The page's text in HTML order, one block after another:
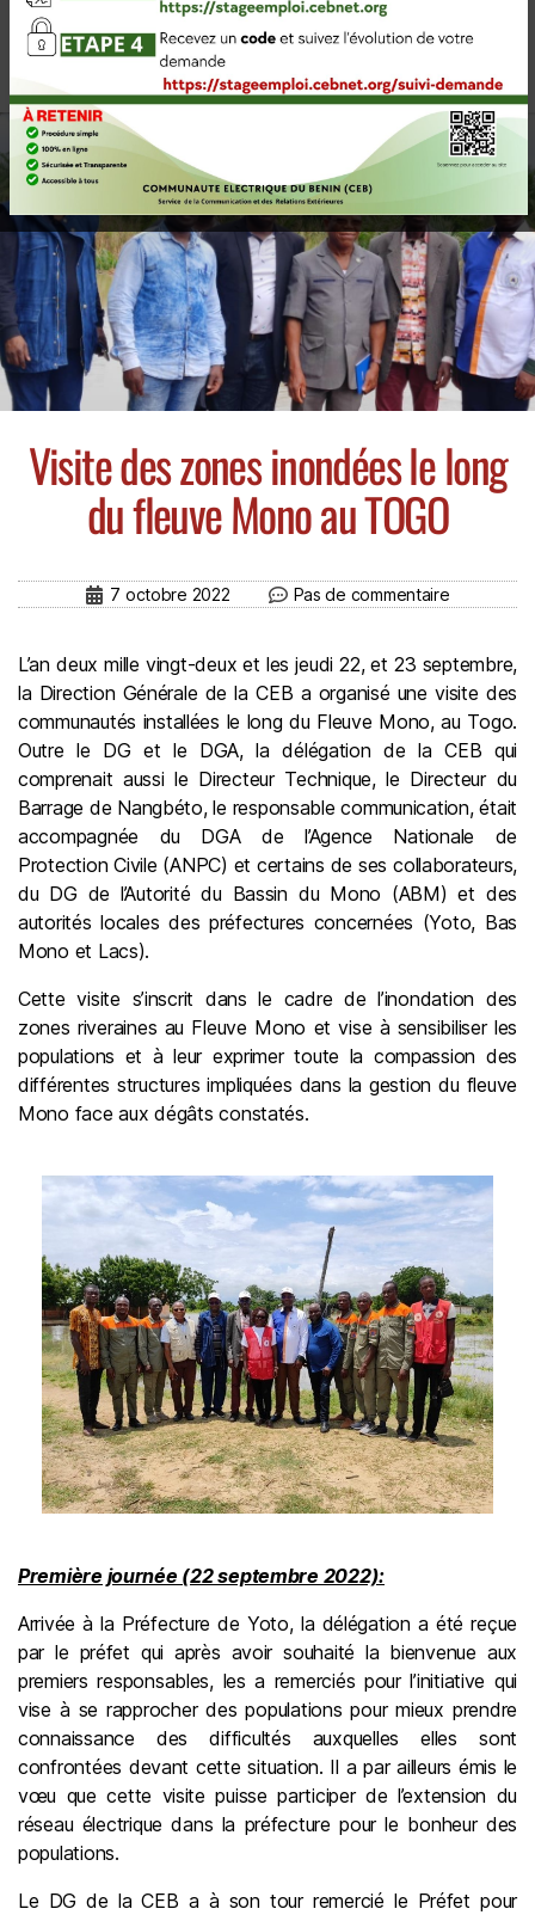
Visite des zones inondées le long
du fleuve Mono au TOGO
7 octobre 2022 Pas de commentaire
L’an deux mille vingt-deux et les jeudi 22, et 23 septembre,
la Direction Générale de la CEB a organisé une visite des
communautés installées le long du Fleuve Mono, au Togo.
Outre le DG et le DGA, la délégation de la CEB qui
comprenait aussi le Directeur Technique, le Directeur du
Barrage de Nangbéto, le responsable communication, était
accompagnée du DGA de l’Agence Nationale de
Protection Civile (ANPC) et certains de ses collaborateurs,
du DG de l’Autorité du Bassin du Mono (ABM) et des
autorités locales des préfectures concernées (Yoto, Bas
Mono et Lacs).
Cette visite s’inscrit dans le cadre de l’inondation des
zones riveraines au Fleuve Mono et vise à sensibiliser les
populations et à leur exprimer toute la compassion des
différentes structures impliquées dans la gestion du fleuve
Mono face aux dégâts constatés.
Première journée (22 septembre 2022):
Arrivée à la Préfecture de Yoto, la délégation a été reçue
par le préfet qui après avoir souhaité la bienvenue aux
premiers responsables, les a remerciés pour l’initiative qui
vise à se rapprocher des populations pour mieux prendre
connaissance des difficultés auxquelles elles sont
confrontées devant cette situation. Il a par ailleurs émis le
vœu que cette visite puisse participer de l’extension du
réseau électrique dans la préfecture pour le bonheur des
populations.
Le DG de la CEB a à son tour remercié le Préfet pour